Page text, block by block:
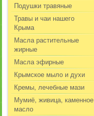
Подушки травяные
Травы и чаи нашего
Крыма
Масла растительные
жирные
Масла эфирные
Крымское мыло и духи
Кремы, лечебные мази
Мумиё, живица, каменное
масло